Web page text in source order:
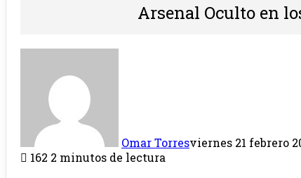
Arsenal Oculto en
Omar Torresviernes 21 febrero
162 2 minutos de lectura